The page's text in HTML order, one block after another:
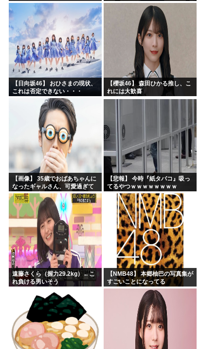
【日向坂46】 おひさまの現状、
これは否定できない・・・
【櫻坂46】 森田ひかる推し、こ
れには大歓喜
【画像】 35歳でおばあちゃんに
なったギャルさん、可愛過ぎて
嫉妬不可避w w w w w w w w w w
w
【悲報】 今時『紙タバコ』吸っ
てるやつｗｗｗｗｗｗｗｗ
遠藤さくら（握力29.2kg）←こ
れ負ける男いそう
【NMB48】 本郷柚巴の写真集が
すごいことになってる